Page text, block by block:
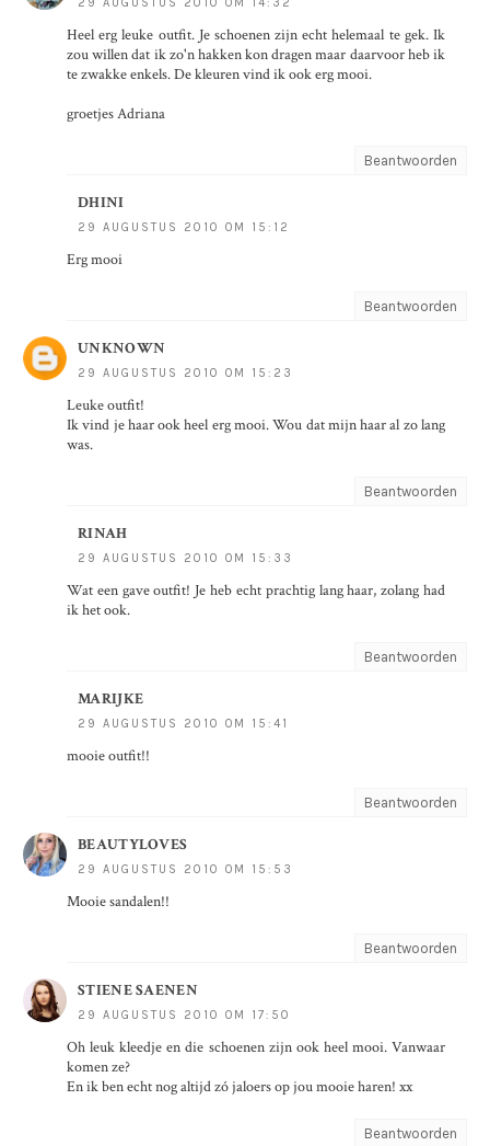
Heel erg leuke outfit. Je schoenen zijn echt helemaal te gek. Ik
zou willen dat ik zo'n hakken kon dragen maar daarvoor heb ik
te zwakke enkels. De kleuren vind ik ook erg mooi.
groetjes Adriana
Beantwoorden
DHINI
29 AUGUSTUS 2010 OM 15:12
Erg mooi
Beantwoorden
UNKNOWN
29 AUGUSTUS 2010 OM 15:23
Leuke outfit!
Ik vind je haar ook heel erg mooi. Wou dat mijn haar al zo lang
was.
Beantwoorden
RINAH
29 AUGUSTUS 2010 OM 15:33
Wat een gave outfit! Je heb echt prachtig lang haar, zolang had
ik het ook.
Beantwoorden
MARIJKE
29 AUGUSTUS 2010 OM 15:41
mooie outfit!!
Beantwoorden
BEAUTYLOVES
29 AUGUSTUS 2010 OM 15:53
Mooie sandalen!!
Beantwoorden
STIENE SAENEN
29 AUGUSTUS 2010 OM 17:50
Oh leuk kleedje en die schoenen zijn ook heel mooi. Vanwaar
komen ze?
En ik ben echt nog altijd zó jaloers op jou mooie haren! xx
Beantwoorden